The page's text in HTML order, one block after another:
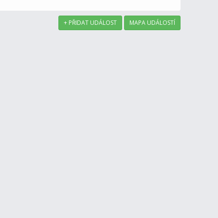
+ PŘIDAT UDÁLOST MAPA UDÁLOSTÍ